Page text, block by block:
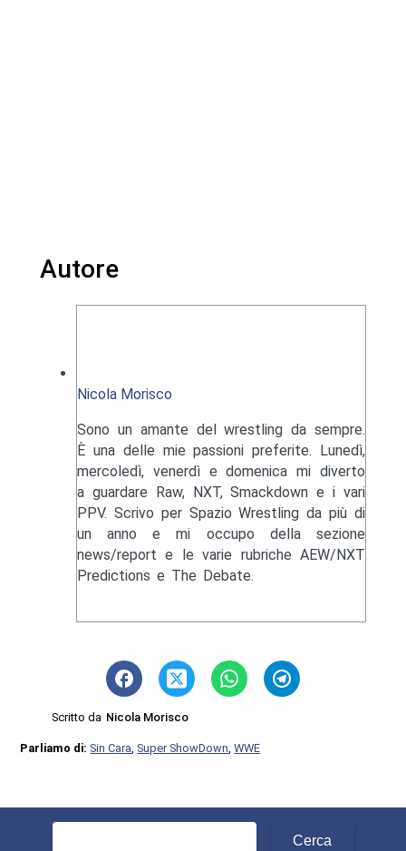
Autore
Nicola Morisco
Sono un amante del wrestling da sempre.
È una delle mie passioni preferite. Lunedì,
mercoledì, venerdì e domenica mi diverto
a guardare Raw, NXT, Smackdown e i vari
PPV. Scrivo per Spazio Wrestling da più di
un anno e mi occupo della sezione
news/report e le varie rubriche AEW/NXT
Predictions e The Debate.
Scritto da Nicola Morisco
Parliamo di:Sin Cara ,Super ShowDown ,WWE